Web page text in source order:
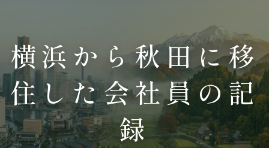
横浜から秋田に移
住した会社員の記
録